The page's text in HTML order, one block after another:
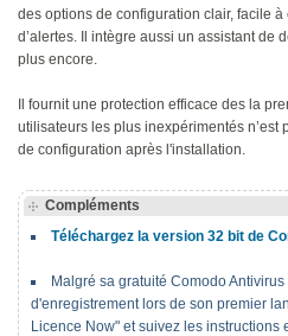
des options de configuration clair, facile
d’alertes. Il intègre aussi un assistant de
plus encore.
Il fournit une protection efficace des la
utilisateurs les plus inexpérimentés
de configuration après l'installation.
Compléments
Téléchargez la version 32 bit de
Malgré sa gratuité Comodo
d'enregistrement lors de son premier
Licence Now" et suivez les instructions